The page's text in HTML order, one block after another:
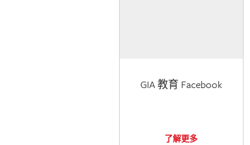
GIA 教育 Facebook
了解更多